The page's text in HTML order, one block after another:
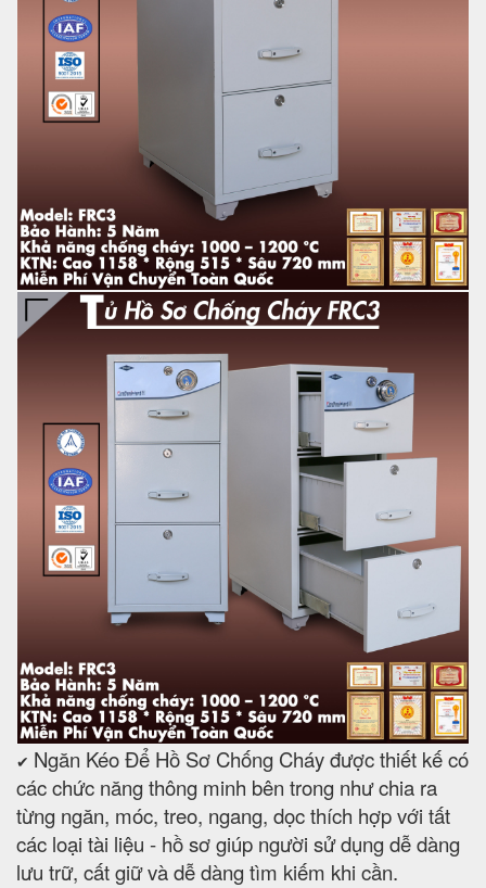
✔ Ngăn Kéo Để Hồ Sơ Chống Cháy được thiết kế có
các chức năng thông minh bên trong như chia ra
từng ngăn, móc, treo, ngang, dọc thích hợp với tất
các loại tài liệu - hồ sơ giúp người sử dụng dễ dàng
lưu trữ, cất giữ và dễ dàng tìm kiếm khi cần.